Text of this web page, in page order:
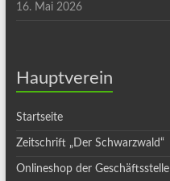
16. Mai 2026
Hauptverein
Startseite
Zeitschrift „Der Schwarzwald“
Onlineshop der Geschäftsstelle